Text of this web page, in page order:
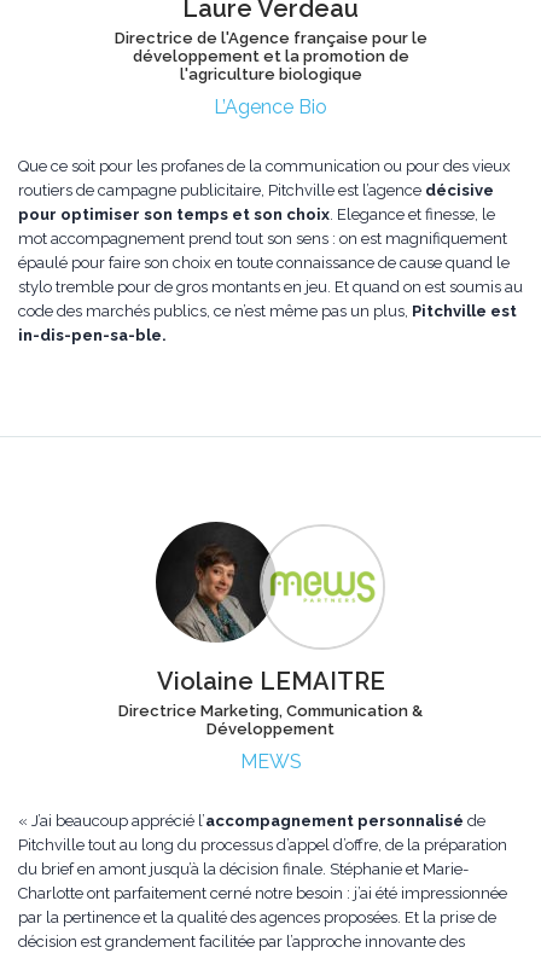
Laure Verdeau
Directrice de l'Agence française pour le
développement et la promotion de
l'agriculture biologique
L’Agence Bio
Que ce soit pour les profanes de la communication ou pour des vieux
routiers de campagne publicitaire, Pitchville est l’agence décisive
pour optimiser son temps et son choix. Elegance et finesse, le
mot accompagnement prend tout son sens : on est magnifiquement
épaulé pour faire son choix en toute connaissance de cause quand le
stylo tremble pour de gros montants en jeu. Et quand on est soumis au
code des marchés publics, ce n’est même pas un plus, Pitchville est
in-dis-pen-sa-ble.
Violaine LEMAITRE
Directrice Marketing, Communication &
Développement
MEWS
« J’ai beaucoup apprécié l’accompagnement personnalisé de
Pitchville tout au long du processus d’appel d’offre, de la préparation
du brief en amont jusqu’à la décision finale. Stéphanie et Marie-
Charlotte ont parfaitement cerné notre besoin : j’ai été impressionnée
par la pertinence et la qualité des agences proposées. Et la prise de
décision est grandement facilitée par l’approche innovante des